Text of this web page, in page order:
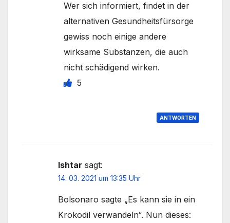
Wer sich informiert, findet in der
alternativen Gesundheitsfürsorge
gewiss noch einige andere
wirksame Substanzen, die auch
nicht schädigend wirken.
5
ANTWORTEN
Ishtar sagt:
14. 03. 2021 um 13:35 Uhr
Bolsonaro sagte „Es kann sie in ein
Krokodil verwandeln“. Nun dieses: